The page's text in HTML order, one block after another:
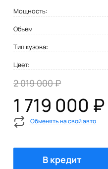
Мощность:
Объем
Тип кузова:
Цвет:
2 019 000 ₽
1 719 000 ₽
Обменять на свой авто
В кредит